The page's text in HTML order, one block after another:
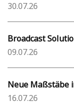
30.07.26
Broadcast
09.07.26
Neue Maßstäbe
16.07.26